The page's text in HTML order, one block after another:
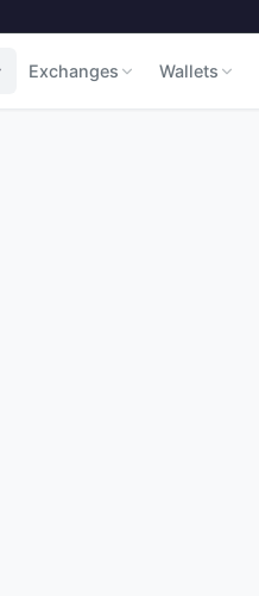
Exchanges Wallets